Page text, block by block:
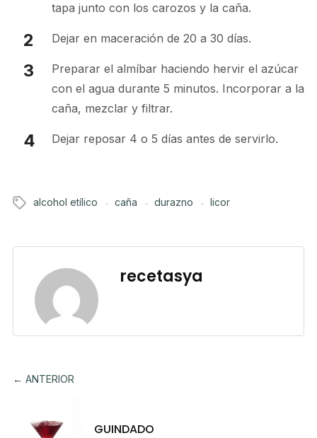
tapa junto con los carozos y la caña.
Dejar en maceración de 20 a 30 días.
Preparar el almíbar haciendo hervir el azúcar
con el agua durante 5 minutos. Incorporar a la
caña, mezclar y filtrar.
Dejar reposar 4 o 5 días antes de servirlo.
alcohol etílico caña durazno licor
recetasya
← ANTERIOR
GUINDADO